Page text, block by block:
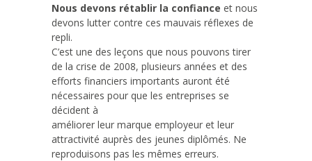
Nous devons rétablir la confiance et nous
devons lutter contre ces mauvais réflexes de
repli.
C’est une des leçons que nous pouvons tirer
de la crise de 2008, plusieurs années et des
efforts financiers importants auront été
nécessaires pour que les entreprises se
décident à
améliorer leur marque employeur et leur
attractivité auprès des jeunes diplômés. Ne
reproduisons pas les mêmes erreurs.